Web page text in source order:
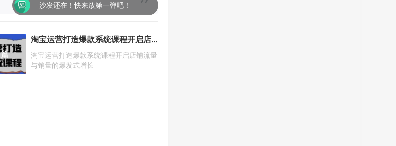
淘宝运营打造爆款系统课程开启店铺流量与销量的爆发式增长
淘宝运营打造爆款系统课程开启店铺流量
与销量的爆发式增长
！快来放第一弹吧！